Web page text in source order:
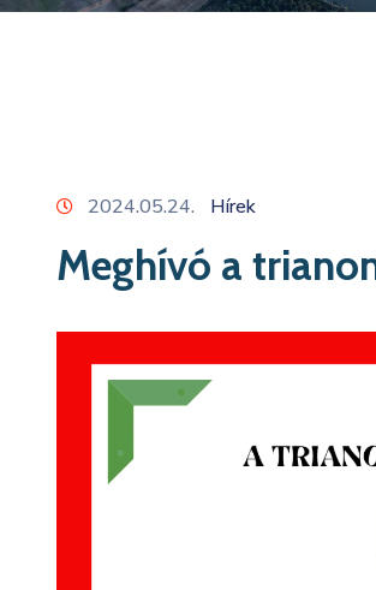
2024.05.24. Hírek
Meghívó a